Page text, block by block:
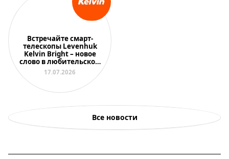
Встречайте смарт-
телескопы Levenhuk
Kelvin Bright – новое
слово в любительской
астрономии
17.07.2026
Все новости